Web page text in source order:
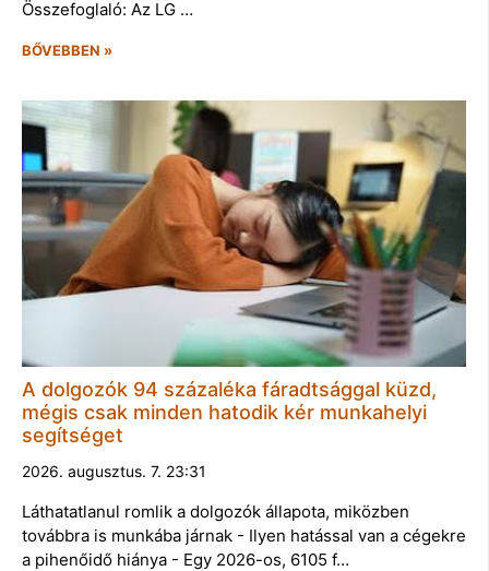
Összefoglaló: Az LG …
BŐVEBBEN »
A dolgozók 94 százaléka fáradtsággal küzd,
mégis csak minden hatodik kér munkahelyi
segítséget
2026. augusztus. 7. 23:31
Láthatatlanul romlik a dolgozók állapota, miközben
továbbra is munkába járnak - Ilyen hatással van a cégekre
a pihenőidő hiánya - Egy 2026-os, 6105 f…